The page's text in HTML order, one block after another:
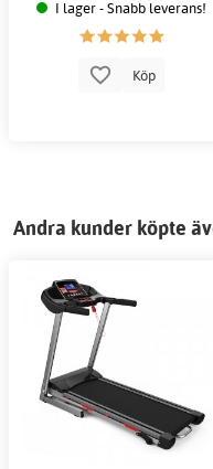
I lager - Snabb leverans!
Köp
Andra kunder köpte